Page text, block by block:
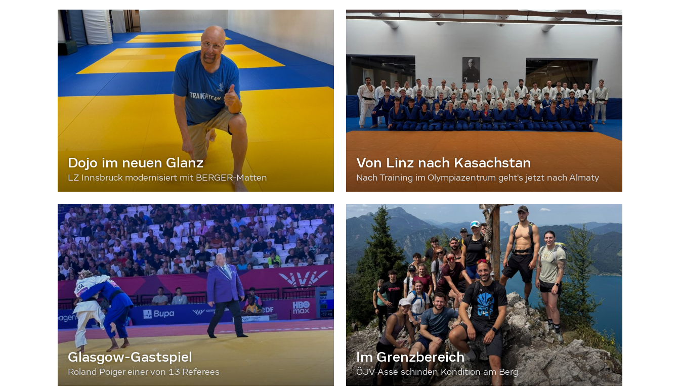
Dojo im neuen Glanz
LZ Innsbruck modernisiert mit BERGER-Matten
Von Linz nach Kasachstan
Nach Training im Olympiazentrum geht's jetzt nach Almaty
Glasgow-Gastspiel
Roland Poiger einer von 13 Referees
Im Grenzbereich
ÖJV-Asse schinden Kondition am Berg